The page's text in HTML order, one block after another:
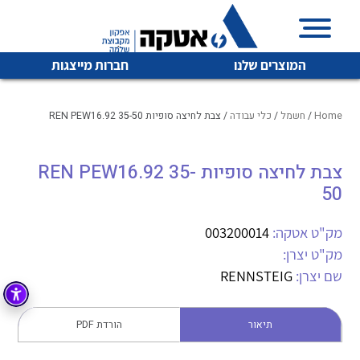
המוצרים שלנו חברות מייצגות
איכות | שרות | זמינות
מיתוג, בקרה , ואינסטלציה חשמלית ופעילה ב7 תחומים:
חשמל מיתוג ואינסטלציה חשמלית
בקרה
לכל מוצרי היצרן לכל מוצרי היצרן
Home
/ חשמל / כלי עבודה / צבת לחיצה סופיות REN PEW16.92 35-50
צבת לחיצה סופיות REN PEW16.92 35-
50
מק"ט אטקה: 003200014
מק"ט יצרן:
שם יצרן: RENNSTEIG
תיאור הורדת PDF